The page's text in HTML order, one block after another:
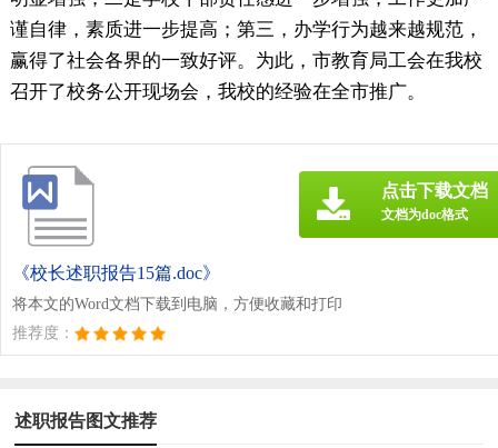
谨自律，素质进一步提高；第三，办学行为越来越规范，
赢得了社会各界的一致好评。为此，市教育局工会在我校
召开了校务公开现场会，我校的经验在全市推广。
《校长述职报告15篇.doc》
将本文的Word文档下载到电脑，方便收藏和打印
推荐度：
点击下载文档
文档为doc格式
述职报告图文推荐